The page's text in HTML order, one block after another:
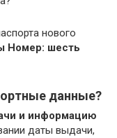
нового
Номер: шесть
данные?
и информацию
даты выдачи,